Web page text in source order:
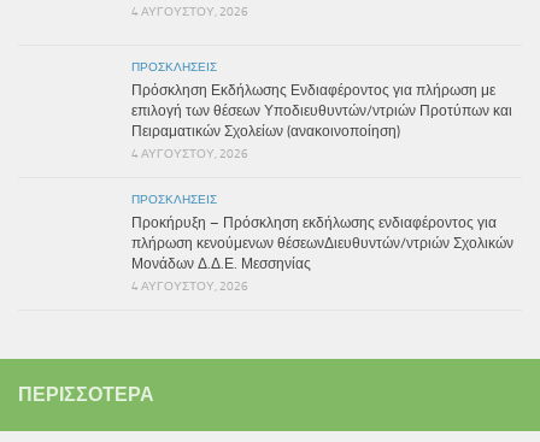
4 ΑΥΓΟΎΣΤΟΥ, 2026
ΠΡΟΣΚΛΉΣΕΙΣ
Πρόσκληση Εκδήλωσης Ενδιαφέροντος για πλήρωση με
επιλογή των θέσεων Υποδιευθυντών/ντριών Προτύπων και
Πειραματικών Σχολείων (ανακοινοποίηση)
4 ΑΥΓΟΎΣΤΟΥ, 2026
ΠΡΟΣΚΛΉΣΕΙΣ
Προκήρυξη – Πρόσκληση εκδήλωσης ενδιαφέροντος για
πλήρωση κενούμενων θέσεωνΔιευθυντών/ντριών Σχολικών
Μονάδων Δ.Δ.Ε. Μεσσηνίας
4 ΑΥΓΟΎΣΤΟΥ, 2026
ΠΕΡΙΣΣΌΤΕΡΑ